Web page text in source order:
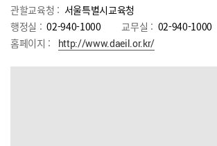
관할교육청 : 서울특별시교육청
행정실 : 02-940-1000 교무실 : 02-940-1000
홈페이지 :
http://www.daeil.or.kr/